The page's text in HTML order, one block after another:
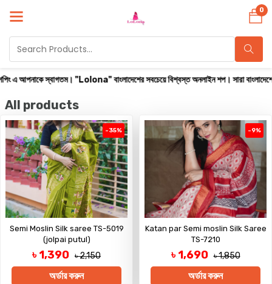
স্বাগতম। "Lolona" বাংলাদেশের সবচেয়ে বিশ্বস্ত অনলাইন শপ। সারা বাংলাদেশে ক্যাশ অন
0
All products
-35%
Semi Moslin Silk saree TS-5019
(jolpai putul)
৳ 1,390 ৳ 2,150
অর্ডার করুন
-9%
Katan par Semi moslin Silk Saree
TS-7210
৳ 1,690 ৳ 1,850
অর্ডার করুন